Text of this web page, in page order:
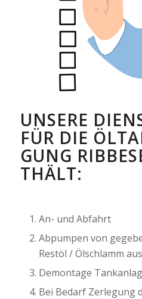
UNSERE
FÜR DIE
GUNG
THÄLT:
An- und Abfahrt
Abpumpen von
Restöl / Ölschlamm
Demontage
Bei Bedarf Zerlegung